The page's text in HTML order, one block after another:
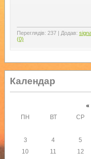
Переглядів: 237| Додав:
(0)
Календар
«
ПН
ВТ СР
3
4 5
10
11 12